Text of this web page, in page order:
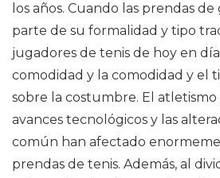
los años. Cuando las prendas
parte de su formalidad y tipo
jugadores de tenis de hoy en
comodidad y la comodidad y el
sobre la costumbre. El atletismo
avances tecnológicos y las
común han afectado
prendas de tenis. Además, al